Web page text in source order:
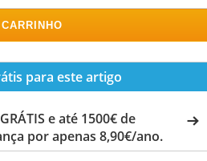
para este artigo
e até 1500€ de
por apenas 8,90€/ano.